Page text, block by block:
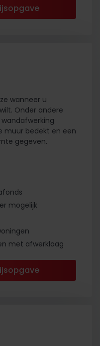
wanneer u
Onder andere
muur bedekt en een
gegeven.
mogelijk
met afwerklaag